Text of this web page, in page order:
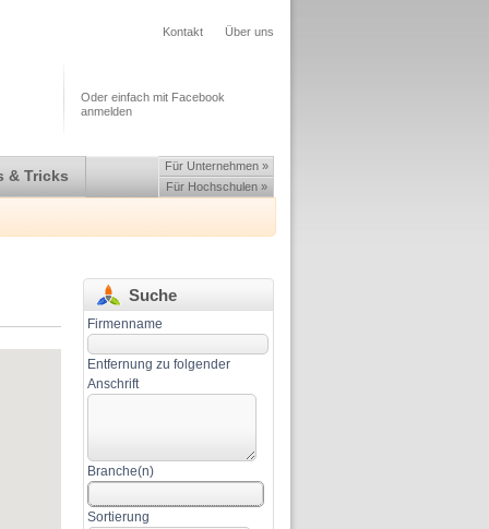
Kontakt Über uns
Oder einfach mit Facebook
anmelden
& Tricks
Für Unternehmen »
Für Hochschulen »
Suche
Firmenname
Entfernung zu folgender
Anschrift
Branche(n)
Sortierung